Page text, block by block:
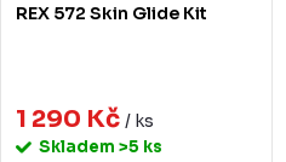
REX 572 Skin Glide Kit
1 290 Kč / ks
Skladem >5 ks